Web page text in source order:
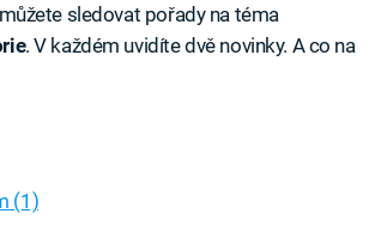
sledovat pořady na téma
. V každém uvidíte dvě novinky. A co na
(1)